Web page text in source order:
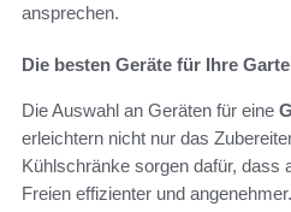
ansprechen.
Die besten Geräte für Ihre
Die Auswahl an Geräten für eine
erleichtern nicht nur das
Kühlschränke sorgen dafür, dass
Freien effizienter und angenehmer.